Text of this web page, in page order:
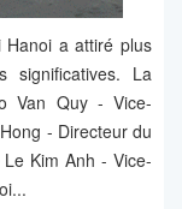
a attiré plus
significatives. La
Van Quy - Vice-
- Directeur du
Kim Anh - Vice-